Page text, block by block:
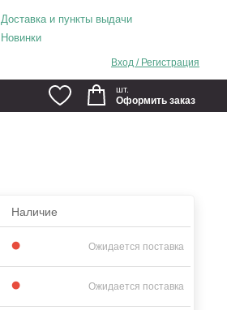
Доставка и пункты выдачи
Новинки
Вход / Регистрация
Оформить заказ
шт.
Наличие
Ожидается поставка
Ожидается поставка